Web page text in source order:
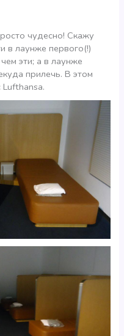
чудесно! Скажу
в лаунже первого(!)
эти; а в лаунже
прилечь. В этом
Lufthansa.